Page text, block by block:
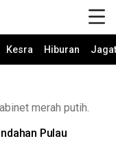
Kesra Hiburan Jagat
merah putih.
Pulau